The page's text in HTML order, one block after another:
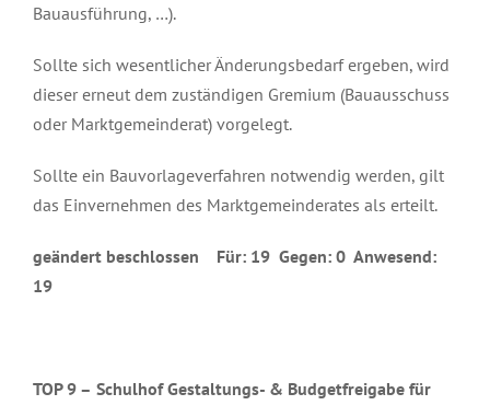
Bauausführung, …).
Sollte sich wesentlicher Änderungsbedarf ergeben, wird
dieser erneut dem zuständigen Gremium (Bauausschuss
oder Marktgemeinderat) vorgelegt.
Sollte ein Bauvorlageverfahren notwendig werden, gilt
das Einvernehmen des Marktgemeinderates als erteilt.
geändert beschlossen Für: 19 Gegen: 0 Anwesend:
19
TOP 9 – Schulhof Gestaltungs- & Budgetfreigabe für